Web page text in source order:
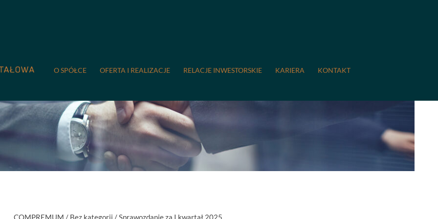
O SPÓŁCE OFERTA I REALIZACJE RELACJE INWESTORSKIE KARIERA KONTAKT
COMPREMUM / Bez kategorii / Sprawozdanie za I kwartał 2025